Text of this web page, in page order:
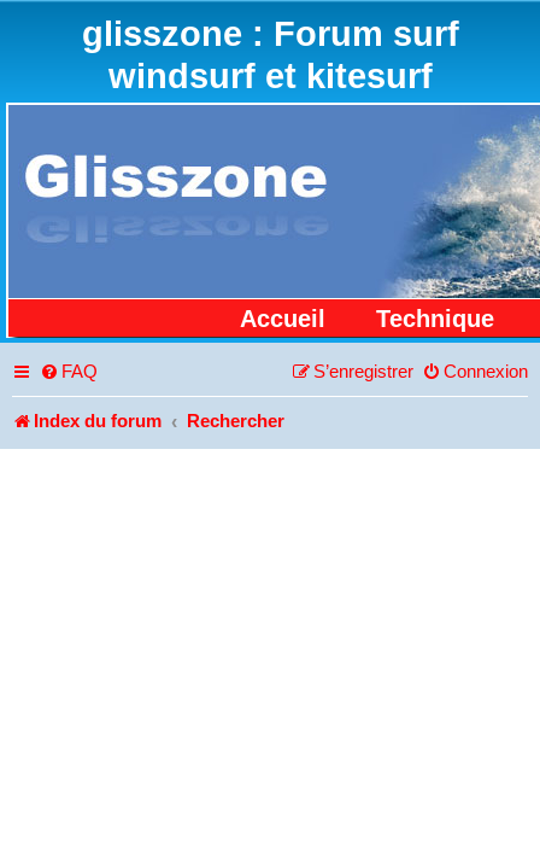
glisszone : Forum surf
windsurf et kitesurf
Accueil Technique
FAQ Connexion
S’enregistrer
Index du forum Rechercher